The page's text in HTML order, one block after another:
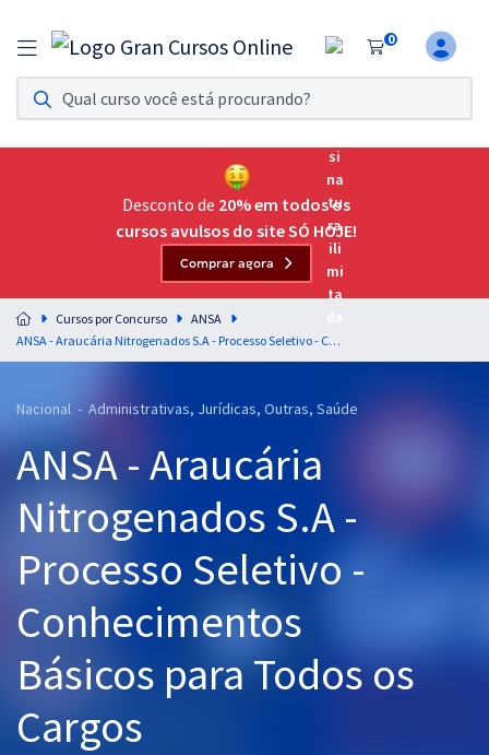
0
Assinatura Ilimitada 11
Acesso a todos os cursos. Teste grátis por 7 dias!
Assinatura OAB Até Passar
Acesso ilimitado a toda preparação para o Exame da
Residências Multiprofissionais
Preparação completa e intensiva para as principais
residências em saúde do Brasil
Cursos 20% OFF
Pós
Graduação
OAB
Mentorias
Questões grátis
Desconto de 20% em todos os
cursos avulsos do site SÓ HOJE!
Comprar agora
Cursos por Concurso
ANSA
ANSA - Araucária Nitrogenados S.A - Processo Seletivo - Conhecimentos Básicos para Todos os Cargos
Nacional - Administrativas, Jurídicas, Outras, Saúde
ANSA - Araucária
Nitrogenados S.A -
Processo Seletivo -
Conhecimentos
Básicos para Todos os
Cargos